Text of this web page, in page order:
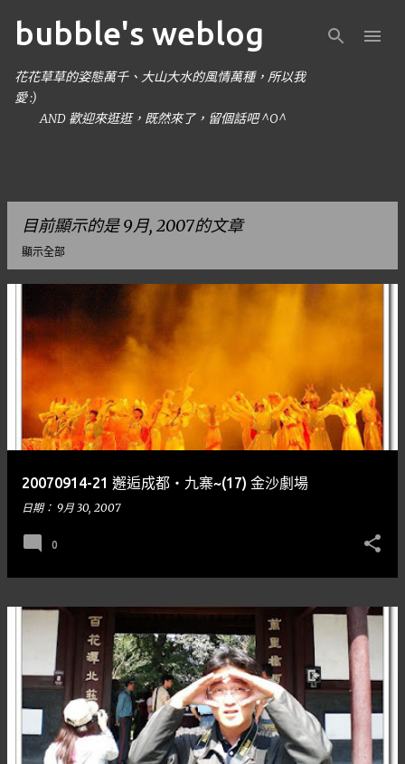
跳到主要內容
bubble's weblog
花花草草的姿態萬千、大山大水的風情萬種，所以我
愛 :)
AND 歡迎來逛逛，既然來了，留個話吧 ^O^
目前顯示的是 9月, 2007的文章
顯示全部
20070914-21 邂逅成都‧九寨~(17) 金沙劇場
日期： 9月 30, 2007
0